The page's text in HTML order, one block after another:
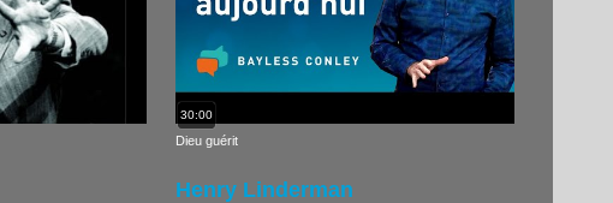
30:00
Dieu guérit
Henry Linderman